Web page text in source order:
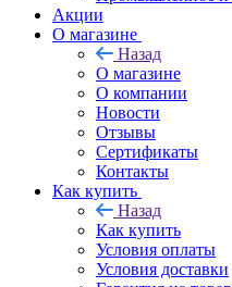
Акции
О магазине
Назад
О магазине
О компании
Новости
Отзывы
Сертификаты
Контакты
Как купить
Назад
Как купить
Условия оплаты
Условия доставки